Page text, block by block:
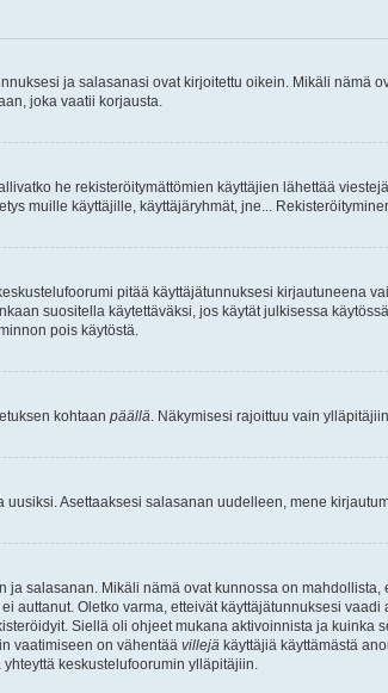
ja salasanasi ovat kirjoitettu oikein. Mikäli
joka vaatii korjausta.
he rekisteröitymättömien käyttäjien lähettää
muille käyttäjille, käyttäjäryhmät, jne...
pitää käyttäjätunnuksesi kirjautuneena
suositella käytettäväksi, jos käytät julkisessa
pois käytöstä.
kohtaan päällä . Näkymisesi rajoittuu vain
Asettaaksesi salasanan uudelleen, mene
salasanan. Mikäli nämä ovat kunnossa on
auttanut. Oletko varma, etteivät käyttäjätunnuksesi
Siellä oli ohjeet mukana aktivoinnista ja
vaatimiseen on vähentää villejä käyttäjiä käyttämästä
keskustelufoorumin ylläpitäjiin.